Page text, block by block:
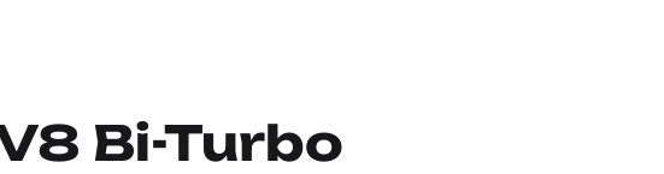
Bi-Turbo